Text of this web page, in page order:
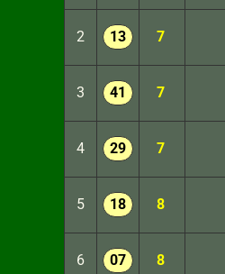
2 13 7
3 41 7
4 29 7
5 18 8
6 07 8